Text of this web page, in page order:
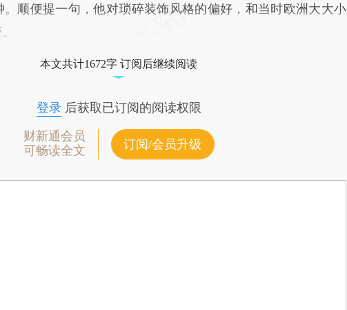
顺便提一句，他对琐碎装饰风格的偏好，和当时欧洲大大小
本文共计1672字 订阅后继续阅读
登录后获取已订阅的阅读权限
财新通会员
可畅读全文
订阅/会员升级